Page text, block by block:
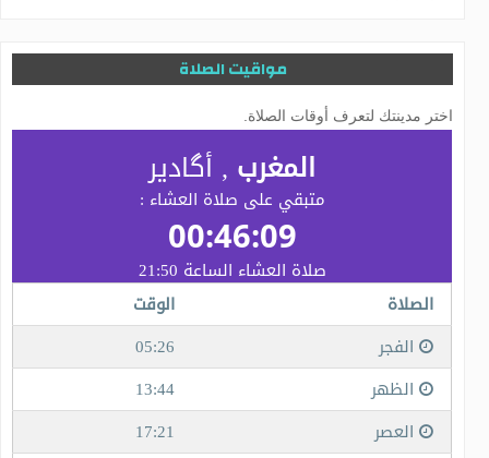
مواقيت الصلاة
اختر مدينتك لتعرف أوقات الصلاة.